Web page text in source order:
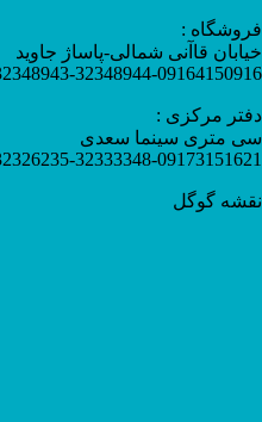
فروشگاه :
خیابان قاآنی شمالی-پاساژ جاوید
32348944-09164150916
دفتر مرکزی :
سی متری سینما سعدی
32333348-09173151621
نقشه گوگل